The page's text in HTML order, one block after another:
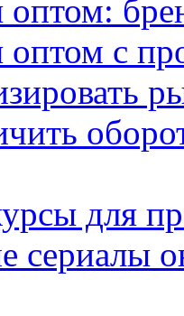
оптом:
оптом с
для
сериалы